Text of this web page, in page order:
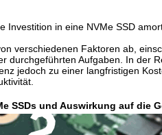
Investition in eine NVMe SSD
verschiedenen Faktoren ab,
durchgeführten Aufgaben. In der
jedoch zu einer langfristigen
SSDs und Auswirkung auf die